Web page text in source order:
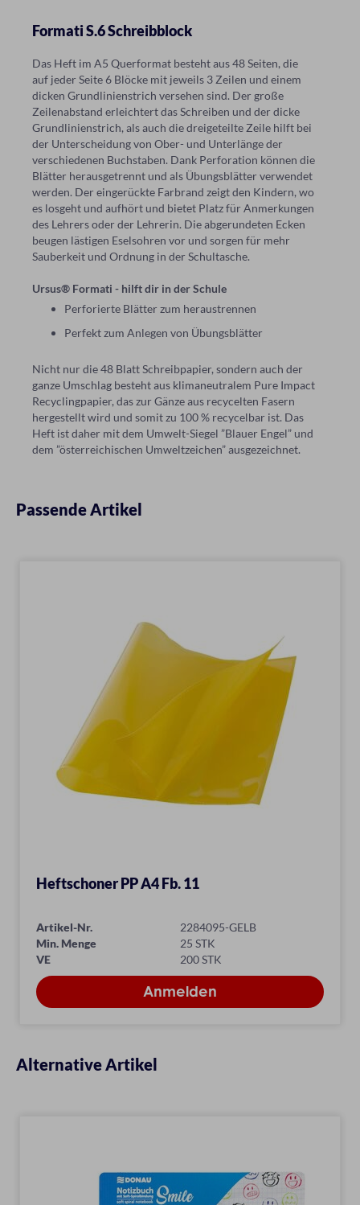
Formati S.6 Schreibblock
Das Heft im A5 Querformat besteht aus 48 Seiten, die
auf jeder Seite 6 Blöcke mit jeweils 3 Zeilen und einem
dicken Grundlinienstrich versehen sind. Der große
Zeilenabstand erleichtert das Schreiben und der dicke
Grundlinienstrich, als auch die dreigeteilte Zeile hilft bei
der Unterscheidung von Ober- und Unterlänge der
verschiedenen Buchstaben. Dank Perforation können die
Blätter herausgetrennt und als Übungsblätter verwendet
werden. Der eingerückte Farbrand zeigt den Kindern, wo
es losgeht und aufhört und bietet Platz für Anmerkungen
des Lehrers oder der Lehrerin. Die abgerundeten Ecken
beugen lästigen Eselsohren vor und sorgen für mehr
Sauberkeit und Ordnung in der Schultasche.
Ursus® Formati - hilft dir in der Schule
Perforierte Blätter zum heraustrennen
Perfekt zum Anlegen von Übungsblätter
Nicht nur die 48 Blatt Schreibpapier, sondern auch der
ganze Umschlag besteht aus klimaneutralem Pure Impact
Recyclingpapier, das zur Gänze aus recycelten Fasern
hergestellt wird und somit zu 100 % recycelbar ist. Das
Heft ist daher mit dem Umwelt-Siegel ”Blauer Engel” und
dem ”österreichischen Umweltzeichen” ausgezeichnet.
Passende Artikel
Heftschoner PP A4 Fb. 11
Artikel-Nr.
2284095-GELB
Min. Menge
25 STK
VE
200 STK
Alternative Artikel